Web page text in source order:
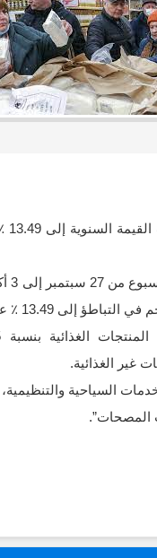
غير الغذائية.
المصحات”.